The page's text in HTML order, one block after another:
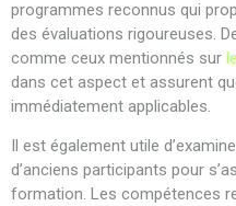
programmes reconnus qui
des évaluations rigoureuses.
comme ceux mentionnés sur
dans cet aspect et assurent
immédiatement applicables.
Il est également utile
d’anciens participants pour
formation. Les compétences